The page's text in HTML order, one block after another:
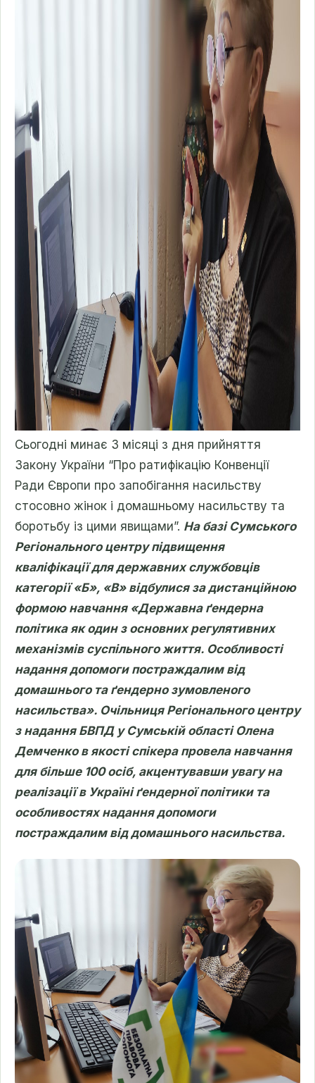
Сьогодні минає 3 місяці з дня прийняття
Закону України “Про ратифікацію Конвенції
Ради Європи про запобігання насильству
стосовно жінок і домашньому насильству та
боротьбу із цими явищами”. На базі Сумського
Регіонального центру підвищення
кваліфікації для державних службовців
категорії «Б», «В» відбулися за дистанційною
формою навчання «Державна ґендерна
політика як один з основних регулятивних
механізмів суспільного життя. Особливості
надання допомоги постраждалим від
домашнього та ґендерно зумовленого
насильства». Очільниця Регіонального центру
з надання БВПД у Сумській області Олена
Демченко в якості спікера провела навчання
для більше 100 осіб, акцентувавши увагу на
реалізації в Україні ґендерної політики та
особливостях надання допомоги
постраждалим від домашнього насильства.